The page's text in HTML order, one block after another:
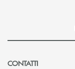
CONTATTI